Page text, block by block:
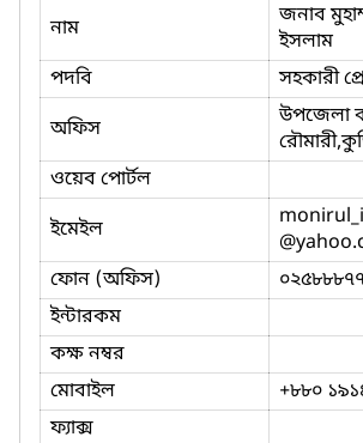
নাম
জনাব
ইসলাম
পদবি
সহকারী
অফিস
উপজেলা
ওয়েব পোর্টল
ইমেইল
ফোন (অফিস)
ইন্টারকম
কক্ষ নম্বর
মোবাইল
+৮৮০
ফ্যাক্স